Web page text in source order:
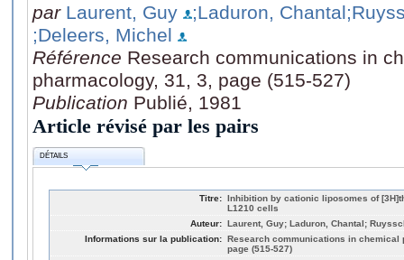
par Laurent, Guy ;Laduron, Chantal
;Deleers, Michel
Référence Research communications in
pharmacology, 31, 3, page (515-527)
Publication Publié, 1981
Article révisé par les pairs
DÉTAILS
Titre: Inhibition by cationic liposomes of
L1210 cells
Auteur: Laurent, Guy; Laduron, Chantal;
Informations sur la publication: Research communications in chemical
page (515-527)